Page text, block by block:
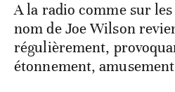
A la radio comme sur
nom de Joe Wilson
régulièrement,
étonnement,